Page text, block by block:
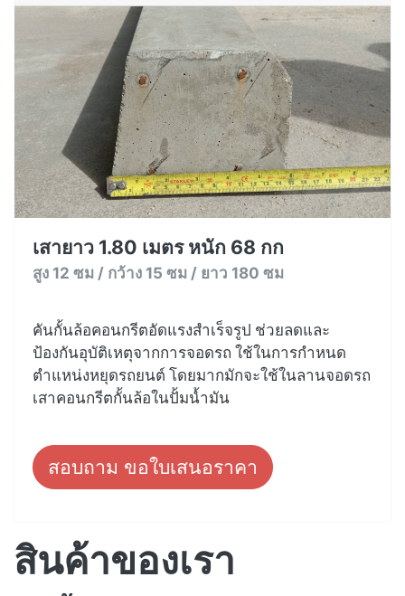
เสายาว 1.80 เมตร หนัก 68 กก
สูง 12 ซม / กว้าง 15 ซม / ยาว 180 ซม
คันกั้นล้อคอนกรีตอัดแรงสำเร็จรูป ช่วยลดและ
ป้องกันอุบัติเหตุจากการจอดรถ ใช้ในการกำหนด
ตำแหน่งหยุดรถยนต์ โดยมากมักจะใช้ในลานจอดรถ
เสาคอนกรีตกั้นล้อในปั้มน้ำมัน
สอบถาม ขอใบเสนอราคา
สินค้าของเรา